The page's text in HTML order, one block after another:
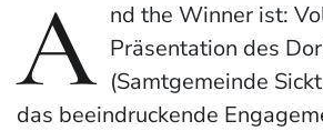
A nd the Winner ist:
Präsentation des
(Samtgemeinde
das beeindruckende